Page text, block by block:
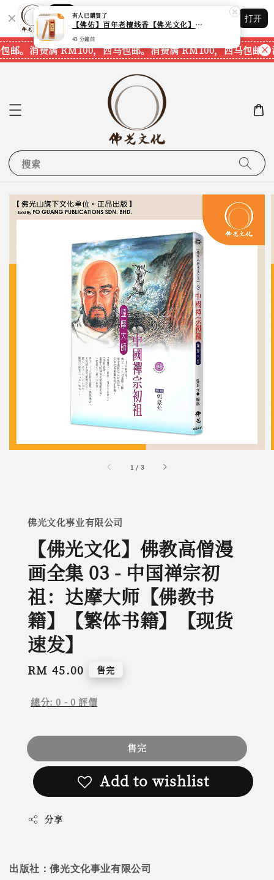
Shopping: 追踪您的订单
您信赖的商店
打开
邮。消费满 RM100，西马包邮。消费满 RM100，西马包邮。
搜索
1 / 3
佛光文化事业有限公司
【佛光文化】佛教高僧漫
画全集 03 - 中国禅宗初
祖：达摩大师【佛教书
籍】【繁体书籍】【现货
速发】
Regular
RM 45.00 售完
總分:0 - 0 評價
售完
Add to wishlist
分享
出版社：佛光文化事业有限公司
43 分鐘前